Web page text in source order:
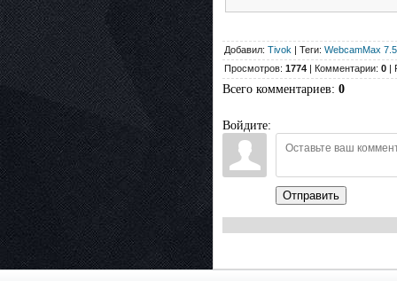
Добавил: Tivok | Теги: WebcamMax
Просмотров: 1774 | Комментарии: 0 |
Всего комментариев: 0
Войдите:
Отправить